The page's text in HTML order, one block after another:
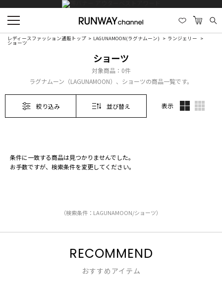
レディースファッション通販トップ LAGUNAMOON(ラグナムーン) ランジェリー
ショーツ
ショーツ
対象商品： 0件
ラグナムーン（LAGUNAMOON）、ショーツの商品一覧です。
絞り込み 並び替え 表示
条件に一致する商品は見つかりませんでした。
お手数ですが、検索条件を変更してください。
（検索条件：LAGUNAMOON/ショーツ）
RECOMMEND
おすすめアイテム